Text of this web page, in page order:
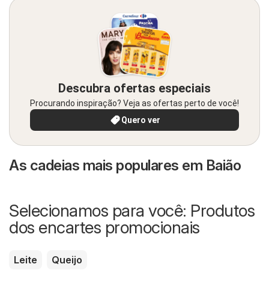
Descubra ofertas especiais
Procurando inspiração? Veja as ofertas perto de você!
Quero ver
As cadeias mais populares em Baião
Selecionamos para você: Produtos
dos encartes promocionais
Leite Queijo